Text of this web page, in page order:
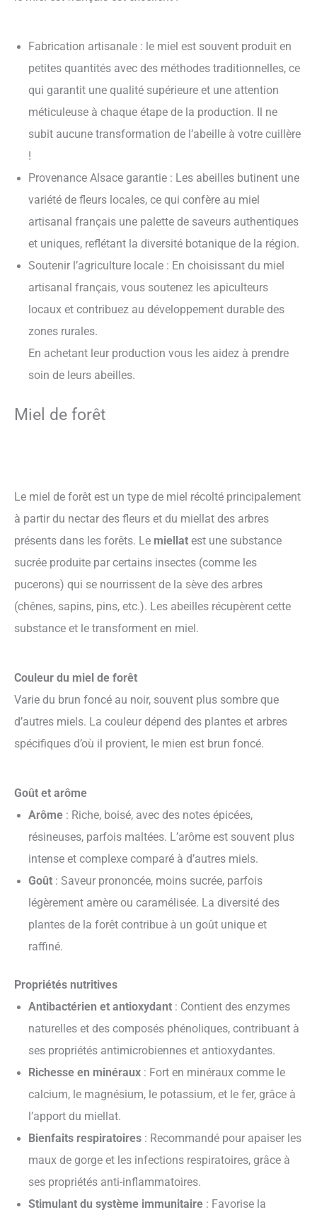
Fabrication artisanale : le miel est souvent produit en
petites quantités avec des méthodes traditionnelles, ce
qui garantit une qualité supérieure et une attention
méticuleuse à chaque étape de la production. Il ne
subit aucune transformation de l’abeille à votre cuillère
!
Provenance Alsace garantie : Les abeilles butinent une
variété de fleurs locales, ce qui confère au miel
artisanal français une palette de saveurs authentiques
et uniques, reflétant la diversité botanique de la région.
Soutenir l’agriculture locale : En choisissant du miel
artisanal français, vous soutenez les apiculteurs
locaux et contribuez au développement durable des
zones rurales.
En achetant leur production vous les aidez à prendre
soin de leurs abeilles.
Miel de forêt
Le miel de forêt est un type de miel récolté principalement
à partir du nectar des fleurs et du miellat des arbres
présents dans les forêts. Le miellat est une substance
sucrée produite par certains insectes (comme les
pucerons) qui se nourrissent de la sève des arbres
(chênes, sapins, pins, etc.). Les abeilles récupèrent cette
substance et le transforment en miel.
Couleur du miel de forêt
Varie du brun foncé au noir, souvent plus sombre que
d’autres miels. La couleur dépend des plantes et arbres
spécifiques d’où il provient, le mien est brun foncé.
Goût et arôme
Arôme : Riche, boisé, avec des notes épicées,
résineuses, parfois maltées. L’arôme est souvent plus
intense et complexe comparé à d’autres miels.
Goût : Saveur prononcée, moins sucrée, parfois
légèrement amère ou caramélisée. La diversité des
plantes de la forêt contribue à un goût unique et
raffiné.
Propriétés nutritives
Antibactérien et antioxydant : Contient des enzymes
naturelles et des composés phénoliques, contribuant à
ses propriétés antimicrobiennes et antioxydantes.
Richesse en minéraux : Fort en minéraux comme le
calcium, le magnésium, le potassium, et le fer, grâce à
l’apport du miellat.
Bienfaits respiratoires : Recommandé pour apaiser les
maux de gorge et les infections respiratoires, grâce à
ses propriétés anti-inflammatoires.
Stimulant du système immunitaire : Favorise la